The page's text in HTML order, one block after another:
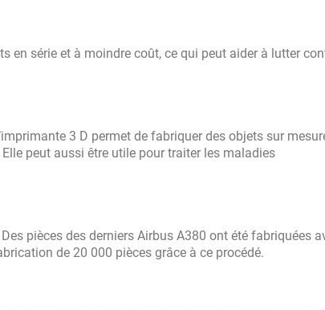
en série et à moindre coût, ce qui peut aider à lutter
3 D permet de fabriquer des objets sur
peut aussi être utile pour traiter les maladies
pièces des derniers Airbus A380 ont été fabriquées
de 20 000 pièces grâce à ce procédé.